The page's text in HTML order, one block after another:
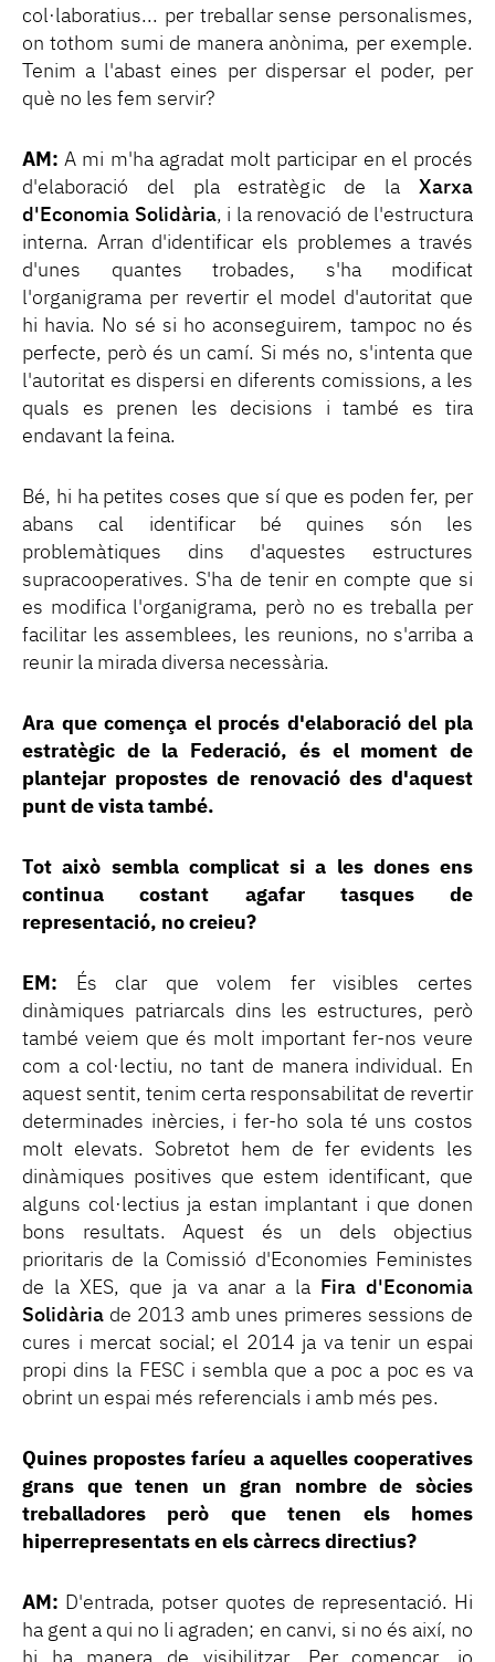
col·laboratius... per treballar sense personalismes,
on tothom sumi de manera anònima, per exemple.
Tenim a l'abast eines per dispersar el poder, per
què no les fem servir?
AM: A mi m'ha agradat molt participar en el procés
d'elaboració del pla estratègic de la Xarxa
d'Economia Solidària, i la renovació de l'estructura
interna. Arran d'identificar els problemes a través
d'unes quantes trobades, s'ha modificat
l'organigrama per revertir el model d'autoritat que
hi havia. No sé si ho aconseguirem, tampoc no és
perfecte, però és un camí. Si més no, s'intenta que
l'autoritat es dispersi en diferents comissions, a les
quals es prenen les decisions i també es tira
endavant la feina.
Bé, hi ha petites coses que sí que es poden fer, per
abans cal identificar bé quines són les
problemàtiques dins d'aquestes estructures
supracooperatives. S'ha de tenir en compte que si
es modifica l'organigrama, però no es treballa per
facilitar les assemblees, les reunions, no s'arriba a
reunir la mirada diversa necessària.
Ara que comença el procés d'elaboració del pla
estratègic de la Federació, és el moment de
plantejar propostes de renovació des d'aquest
punt de vista també.
Tot això sembla complicat si a les dones ens
continua costant agafar tasques de
representació, no creieu?
EM: És clar que volem fer visibles certes
dinàmiques patriarcals dins les estructures, però
també veiem que és molt important fer-nos veure
com a col·lectiu, no tant de manera individual. En
aquest sentit, tenim certa responsabilitat de revertir
determinades inèrcies, i fer-ho sola té uns costos
molt elevats. Sobretot hem de fer evidents les
dinàmiques positives que estem identificant, que
alguns col·lectius ja estan implantant i que donen
bons resultats. Aquest és un dels objectius
prioritaris de la Comissió d'Economies Feministes
de la XES, que ja va anar a la
Fira d'Economia
Solidària de 2013 amb unes primeres sessions de
cures i mercat social; el 2014 ja va tenir un espai
propi dins la FESC i sembla que a poc a poc es va
obrint un espai més referencials i amb més pes.
Quines propostes faríeu a aquelles cooperatives
grans que tenen un gran nombre de sòcies
treballadores però que tenen els homes
hiperrepresentats en els càrrecs directius?
AM: D'entrada, potser quotes de representació. Hi
ha gent a qui no li agraden; en canvi, si no és així, no